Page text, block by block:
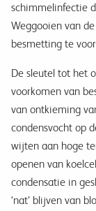
schimmelinfectie
Weggooien van
besmetting te
De sleutel tot het
voorkomen van
van ontkieming
condensvocht op
wijten aan hoge
openen van
condensatie in
‘nat’ blijven van